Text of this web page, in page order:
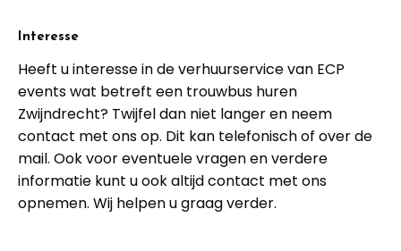
Interesse
Heeft u interesse in de verhuurservice van ECP
events wat betreft een trouwbus huren
Zwijndrecht? Twijfel dan niet langer en neem
contact met ons op. Dit kan telefonisch of over de
mail. Ook voor eventuele vragen en verdere
informatie kunt u ook altijd contact met ons
opnemen. Wij helpen u graag verder.